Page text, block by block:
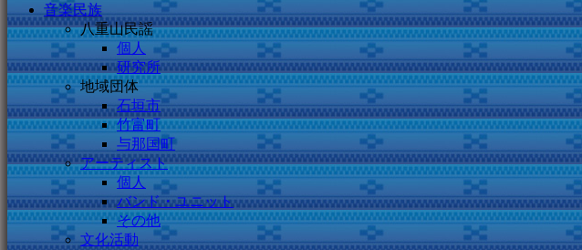
音楽民族
八重山民謡
個人
研究所
地域団体
石垣市
竹富町
与那国町
アーティスト
個人
バンド・ユニット
その他
文化活動